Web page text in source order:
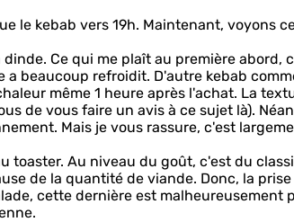
le kebab vers 19h. Maintenant, voyons
dinde. Ce qui me plaît au première
a beaucoup refroidit. D'autre kebab
même 1 heure après l'achat. La
de vous faire un avis à ce sujet là).
Mais je vous rassure, c'est
toaster. Au niveau du goût, c'est du
de la quantité de viande. Donc, la
cette dernière est malheureusement